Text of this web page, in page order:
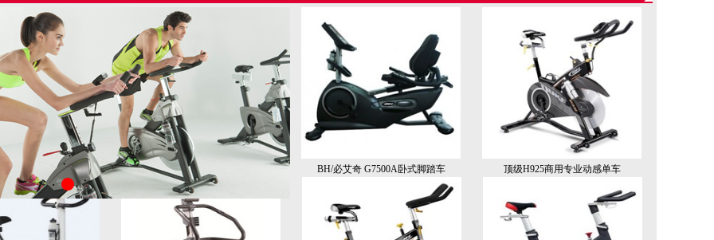
BH/必艾奇 G7500A卧式脚踏车 顶级H925商用专业动感单车